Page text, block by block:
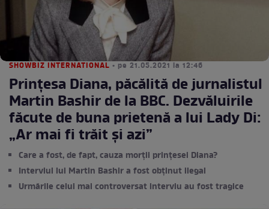
SHOWBIZ INTERNATIONAL • pe 21.05.2021 la 12:46
Prințesa Diana, păcălită de jurnalistul
Martin Bashir de la BBC. Dezvăluirile
făcute de buna prietenă a lui Lady Di:
„Ar mai fi trăit și azi”
Care a fost, de fapt, cauza morții prințesei Diana?
Interviul lui Martin Bashir a fost obținut ilegal
Urmările celui mai controversat interviu au fost tragice